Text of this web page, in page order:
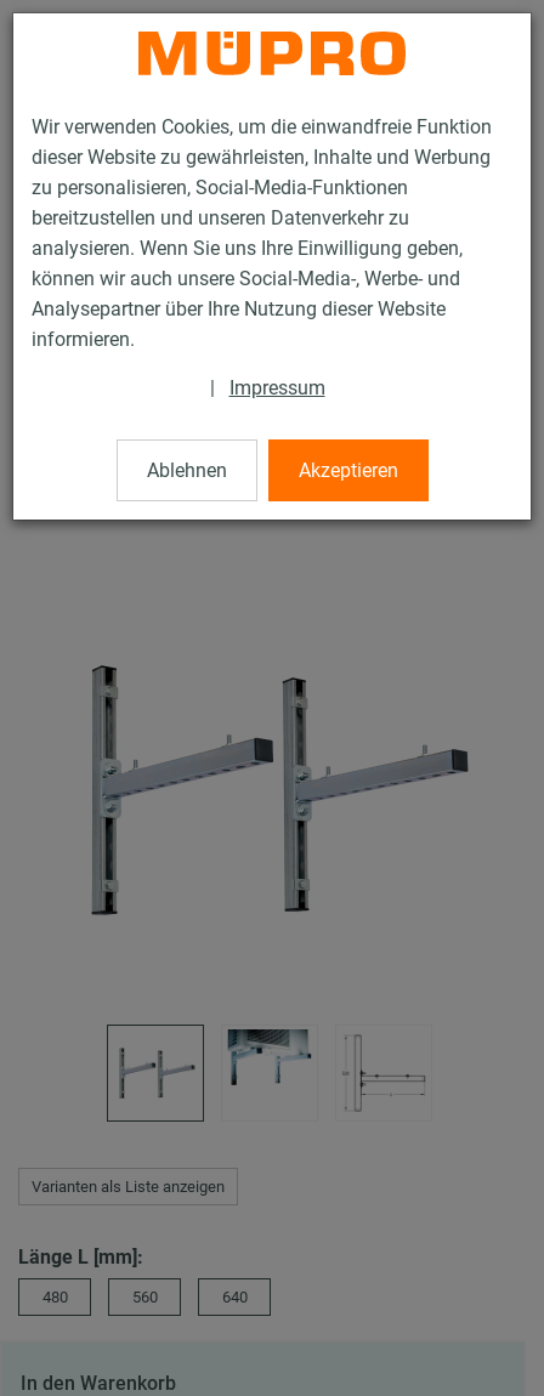
Wir verwenden Cookies, um die einwandfreie Funktion
dieser Website zu gewährleisten, Inhalte und Werbung
zu personalisieren, Social-Media-Funktionen
bereitzustellen und unseren Datenverkehr zu
analysieren. Wenn Sie uns Ihre Einwilligung geben,
können wir auch unsere Social-Media-, Werbe- und
Analysepartner über Ihre Nutzung dieser Website
informieren.
| Impressum
Ablehnen Akzeptieren
Kontakt
Produkte Befestigungstechnik
Installationsschienen
MPC-Konsolensets
MPC-Konsolensets
ohne Schalldämmung, verzinkt
Varianten als Liste anzeigen
Länge L [mm]:
480 560 640
In den Warenkorb